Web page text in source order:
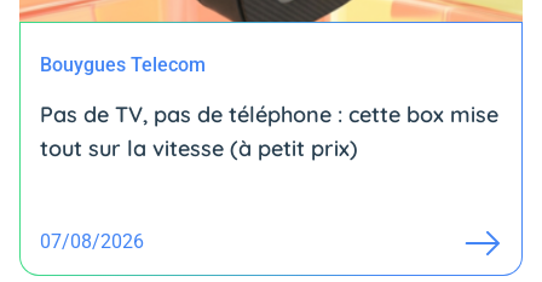
Bouygues Telecom
Pas de TV, pas de téléphone : cette box mise
tout sur la vitesse (à petit prix)
07/08/2026